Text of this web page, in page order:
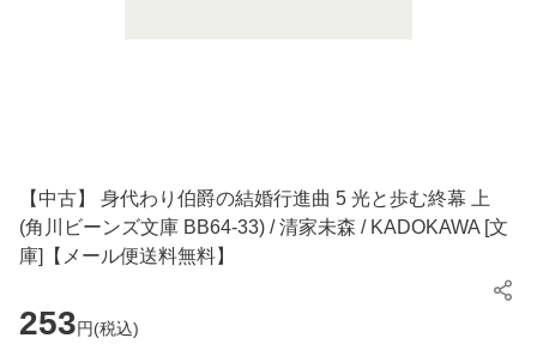
【中古】 身代わり伯爵の結婚行進曲 5 光と歩む終幕 上
(角川ビーンズ文庫 BB64-33) / 清家未森 / KADOKAWA [文
庫]【メール便送料無料】
253円(税込)